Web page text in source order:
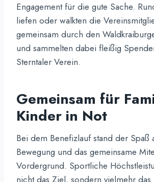
Engagement für die gute Sache.
liefen oder walkten die
gemeinsam durch den
und sammelten dabei fleißig
Sterntaler Verein.
Gemeinsam für
Kinder in Not
Bei dem Benefizlauf stand der Spaß
Bewegung und das gemeinsame
Vordergrund. Sportliche
nicht das Ziel, sondern vielmehr das